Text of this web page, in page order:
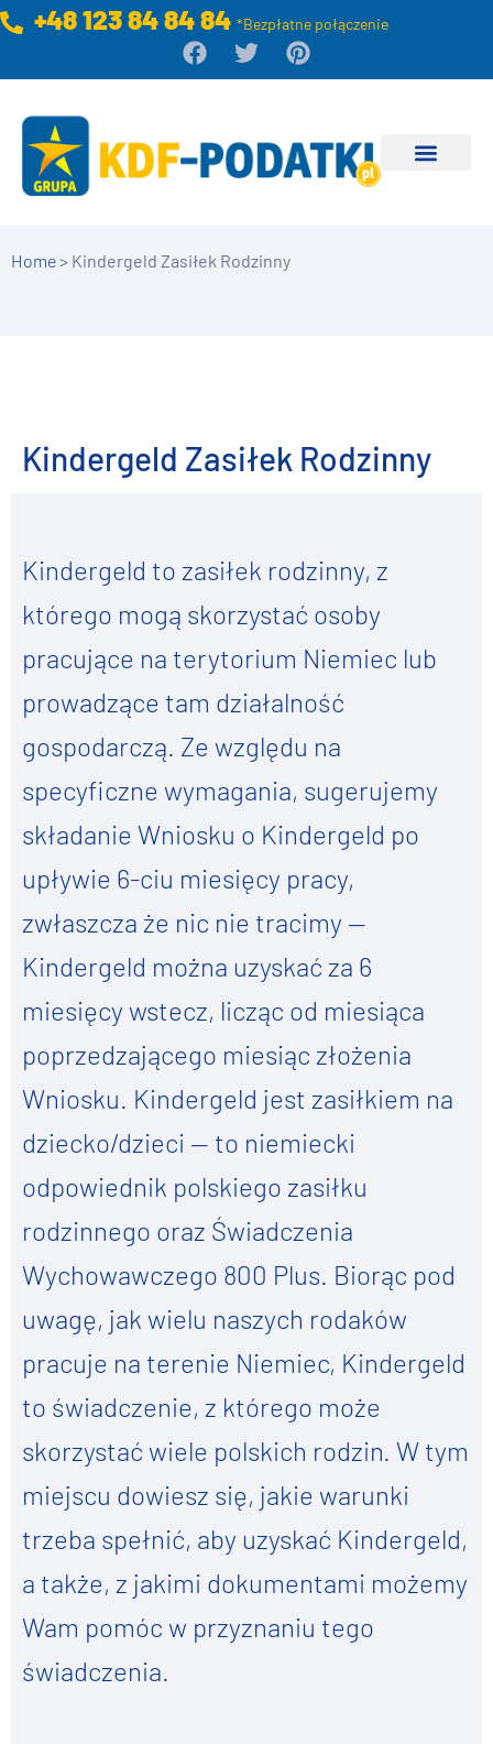
+48 123 84 84 84*Bezpłatne połączenie
Home> Kindergeld Zasiłek Rodzinny
Kindergeld Zasiłek Rodzinny
Kindergeld to zasiłek rodzinny, z
którego mogą skorzystać osoby
pracujące na terytorium Niemiec lub
prowadzące tam działalność
gospodarczą. Ze względu na
specyficzne wymagania, sugerujemy
składanie Wniosku o Kindergeld po
upływie 6-ciu miesięcy pracy,
zwłaszcza że nic nie tracimy —
Kindergeld można uzyskać za 6
miesięcy wstecz, licząc od miesiąca
poprzedzającego miesiąc złożenia
Wniosku. Kindergeld jest zasiłkiem na
dziecko/dzieci — to niemiecki
odpowiednik polskiego zasiłku
rodzinnego oraz Świadczenia
Wychowawczego 800 Plus. Biorąc pod
uwagę, jak wielu naszych rodaków
pracuje na terenie Niemiec, Kindergeld
to świadczenie, z którego może
skorzystać wiele polskich rodzin. W tym
miejscu dowiesz się, jakie warunki
trzeba spełnić, aby uzyskać Kindergeld,
a także, z jakimi dokumentami możemy
Wam pomóc w przyznaniu tego
świadczenia.